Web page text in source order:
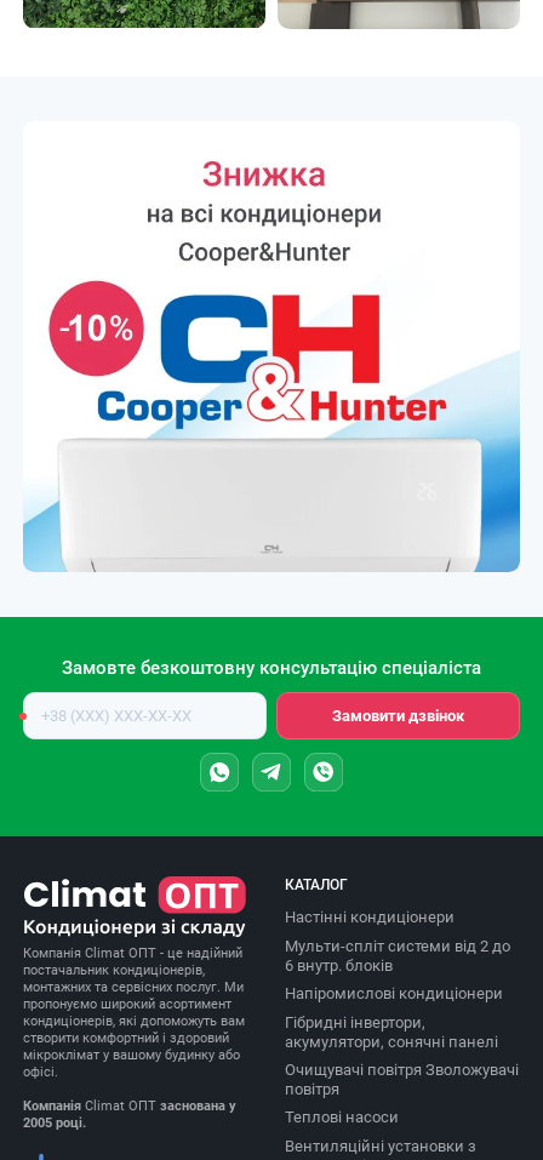
Замовте безкоштовну консультацію спеціаліста
Номер
телефону
Замовити дзвінок
Компанія Climat ОПТ - це надійний
постачальник кондиціонерів,
монтажних та сервісних послуг. Ми
пропонуємо широкий асортимент
кондиціонерів, які допоможуть вам
створити комфортний і здоровий
мікроклімат у вашому будинку або
офісі.
Компанія Climat ОПТзаснована у
2005 році.
КАТАЛОГ
Настінні кондиціонери
Мульти-спліт системи від 2 до
6 внутр. блоків
Напіромислові кондиціонери
Гібридні інвертори,
акумулятори, сонячні панелі
Очищувачі повітря Зволожувачі
повітря
Теплові насоси
Вентиляційні установки з